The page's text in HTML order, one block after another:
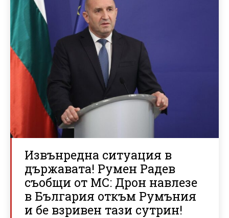
Извънредна ситуация в
държавата! Румен Радев
съобщи от МС: Дрон навлезе
в България откъм Румъния
и бе взривен тази сутрин!